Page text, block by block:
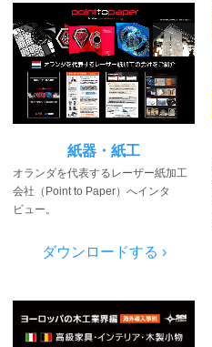
紙器・紙工
オランダを代表するレーザー紙加工
会社（Point to Paper）へインタ
ビュー。
ダウンロードする ›